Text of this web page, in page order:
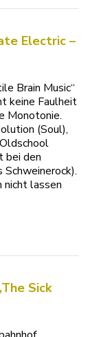
Electric –
Brain Music“
keine Faulheit
Monotonie.
(Soul),
bei den
nicht lassen
Sick